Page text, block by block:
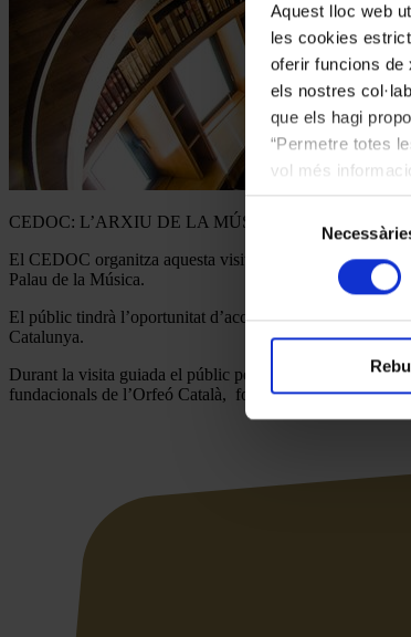
Aquest lloc web
les cookies
oferir funcions de
els nostres
que els hagi
“Permetre totes
vol més
les cookies en
de
consentiment
CEDOC: L’ARXIU DE LA MÚSICA. Documents que
El CEDOC organitza aquesta visita guiada per a tots els
Palau de la Música.
El públic tindrà l’oportunitat d’accedir al Centre de
Catalunya.
Durant la visita guiada el públic podrà veure documents
fundacionals de l’Orfeó Català, fotografies, obra d’art i